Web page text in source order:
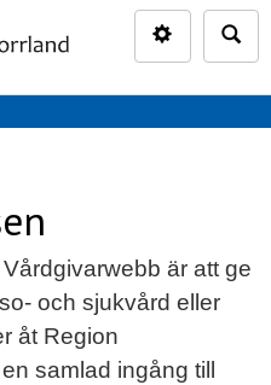
är att ge
och sjukvård eller
åt Region
samlad ingång till